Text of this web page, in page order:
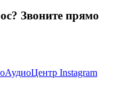
Звоните прямо